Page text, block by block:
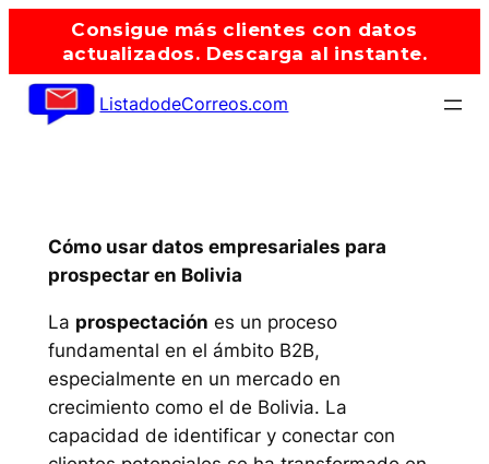
contenido
Consigue más clientes con datos
actualizados. Descarga al instante.
ListadodeCorreos.com
Cómo usar datos empresariales para
prospectar en Bolivia
La prospectación es un proceso
fundamental en el ámbito B2B,
especialmente en un mercado en
crecimiento como el de Bolivia. La
capacidad de identificar y conectar con